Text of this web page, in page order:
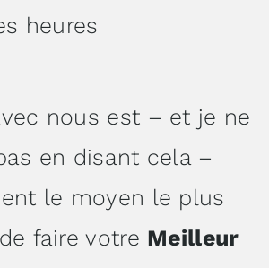
heures
nous est – et je ne
en disant cela –
le moyen le plus
faire votre Meilleur